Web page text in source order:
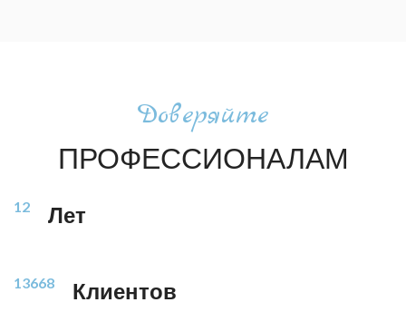
Доверяйте
ПРОФЕССИОНАЛАМ
12 Лет
13668 Клиентов